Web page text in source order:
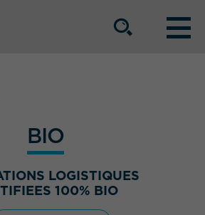
D'ACTIVITÉ
BIO
LOGISTIQUES
100% BIO